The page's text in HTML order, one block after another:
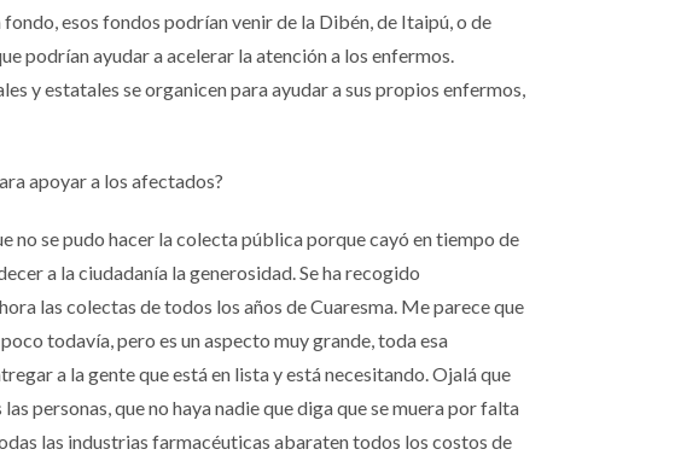
esos fondos podrían venir de la Dibén, de Itaipú, o de
podrían ayudar a acelerar la atención a los enfermos.
y estatales se organicen para ayudar a sus propios enfermos,
apoyar a los afectados?
no se pudo hacer la colecta pública porque cayó en tiempo de
a la ciudadanía la generosidad. Se ha recogido
las colectas de todos los años de Cuaresma. Me parece que
todavía, pero es un aspecto muy grande, toda esa
a la gente que está en lista y está necesitando. Ojalá que
personas, que no haya nadie que diga que se muera por falta
las industrias farmacéuticas abaraten todos los costos de